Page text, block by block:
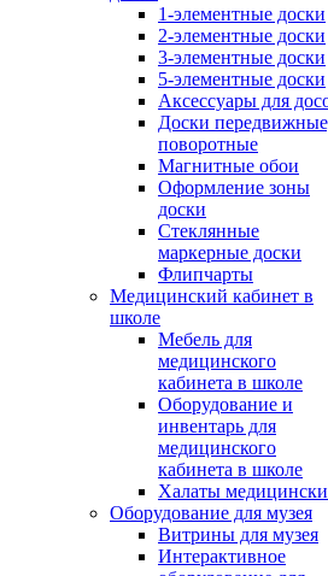
1-элементные доски
2-элементные доски
3-элементные доски
5-элементные доски
Аксессуары для
Доски
поворотные
Магнитные обои
Оформление зоны
доски
Стеклянные
маркерные доски
Флипчарты
Медицинский кабинет в
школе
Мебель для
медицинского
кабинета в школе
Оборудование и
инвентарь для
медицинского
кабинета в школе
Халаты
Оборудование для музея
Витрины для музея
Интерактивное